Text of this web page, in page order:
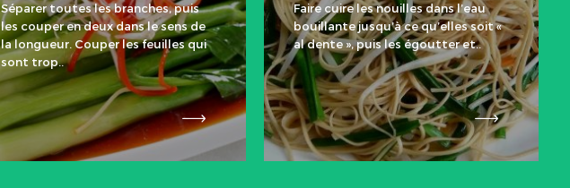
Séparer toutes les branches, puis
les couper en deux dans le sens de
la longueur. Couper les feuilles qui
sont trop..
Faire cuire les nouilles dans l’eau
bouillante jusqu’à ce qu’elles soit «
al dente », puis les égoutter et..